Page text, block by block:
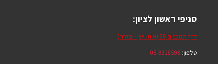
סניפי ראשון לציון:
דרך המכבים 38 (א.ת. ישן - מזרח)
טלפון: 08-9318598